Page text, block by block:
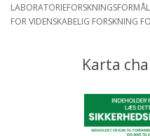
FOR VIDENSKABELIG FORSKNING
Karta